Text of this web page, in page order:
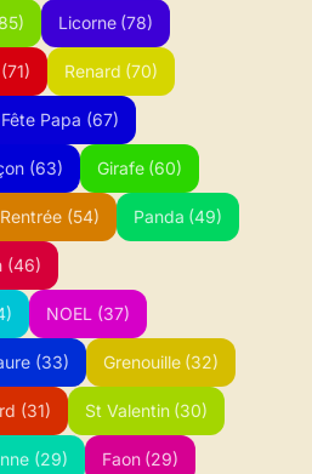
Licorne (78)
(71) Renard (70)
Papa (67)
(63) Girafe (60)
Rentrée (54) Panda (49)
(46)
NOEL (37)
(33) Grenouille (32)
(31) St Valentin (30)
(29) Faon (29)